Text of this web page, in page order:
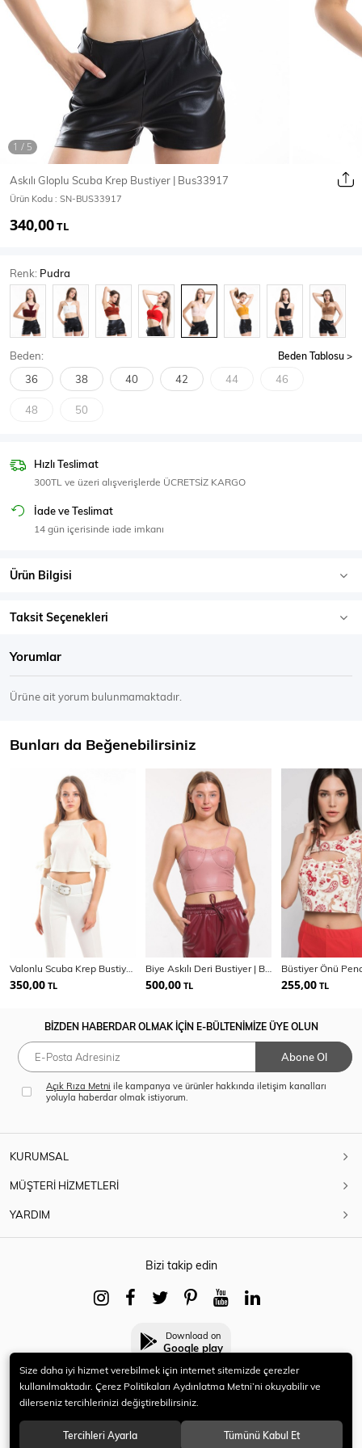
Ceket Yağmurluk
T-SHİRT & BLUZ
T-Shirt
Body Atlet Crop & Büstiyer
SPOR GİYİM
Eşofman Üstü
Askılı Gloplu Scuba Krep Bustiyer | Bus33917
Ürün Kodu : SN-BUS33917
340,00TL
Renk: Pudra
Beden: Beden Tablosu
36 38 40 42 44 46
48 50
Hızlı Teslimat
300TL ve üzeri alışverişlerde ÜCRETSİZ KARGO
İade ve Teslimat
14 gün içerisinde iade imkanı
Ürün Bilgisi
Taksit Seçenekleri
Yorumlar
Ürüne ait yorum bulunmamaktadır.
Bunları da Beğenebilirsiniz
350,00 TL 500,00 TL 255,00 TL
BİZDEN HABERDAR OLMAK İÇİN E-BÜLTENİMİZE ÜYE OLUN
Abone Ol
Açık Rıza Metni ile kampanya ve ürünler hakkında iletişim kanalları
yoluyla haberdar olmak istiyorum.
KURUMSAL
MÜŞTERİ HİZMETLERİ
YARDIM
Bizi takip edin
Download on
Google play
© 2021 HERYENİ. Tüm hakları saklıdır.
Size daha iyi hizmet verebilmek için internet sitemizde çerezler
kullanılmaktadır. Çerez Politikaları Aydınlatma Metni’ni okuyabilir ve
dilerseniz tercihlerinizi değiştirebilirsiniz.
Tercihleri Ayarla Tümünü Kabul Et